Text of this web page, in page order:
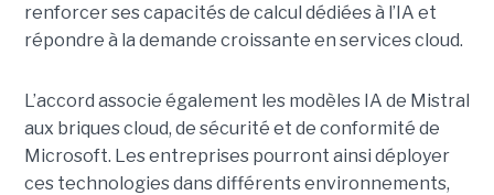
renforcer ses capacités de calcul dédiées à l’IA et
répondre à la demande croissante en services cloud.
L’accord associe également les modèles IA de Mistral
aux briques cloud, de sécurité et de conformité de
Microsoft. Les entreprises pourront ainsi déployer
ces technologies dans différents environnements,